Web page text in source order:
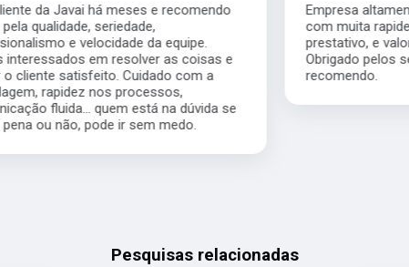
Empresa altamente competente, me atendeu
com muita rapidez, motorista muito
prestativo, e valor que nos ajudou muito.
Obrigado pelos serviços prestados super
recomendo.
Pesquisas relacionadas